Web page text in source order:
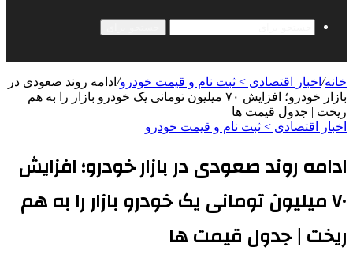
خانه/ اخبار اقتصادی > ثبت نام و قیمت خودرو/ ادامه روند صعودی در
بازار خودرو؛ افزایش ۷۰ میلیون تومانی یک خودرو بازار را به هم
ریخت | جدول قیمت ها
اخبار اقتصادی > ثبت نام و قیمت خودرو
ادامه روند صعودی در بازار خودرو؛ افزایش
۷۰ میلیون تومانی یک خودرو بازار را به هم
ریخت | جدول قیمت ها